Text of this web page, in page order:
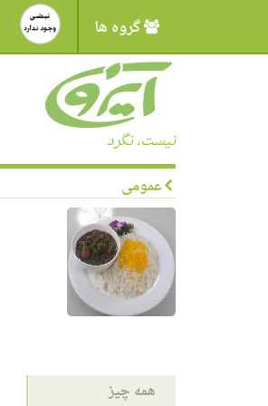
گروه ها
نیست، نگرد
عمومی
همه چیز